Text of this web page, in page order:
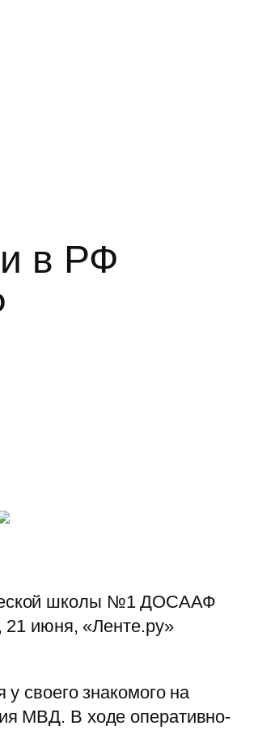
в РФ
школы №1 ДОСААФ
21 июня, «Ленте.ру»
своего знакомого на
МВД. В ходе оперативно-